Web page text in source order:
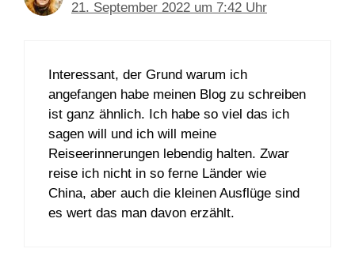
21. September 2022 um 7:42 Uhr
Interessant, der Grund warum ich
angefangen habe meinen Blog zu schreiben
ist ganz ähnlich. Ich habe so viel das ich
sagen will und ich will meine
Reiseerinnerungen lebendig halten. Zwar
reise ich nicht in so ferne Länder wie
China, aber auch die kleinen Ausflüge sind
es wert das man davon erzählt.